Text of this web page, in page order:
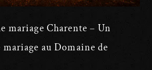
mariage Charente – Un
au Domaine de